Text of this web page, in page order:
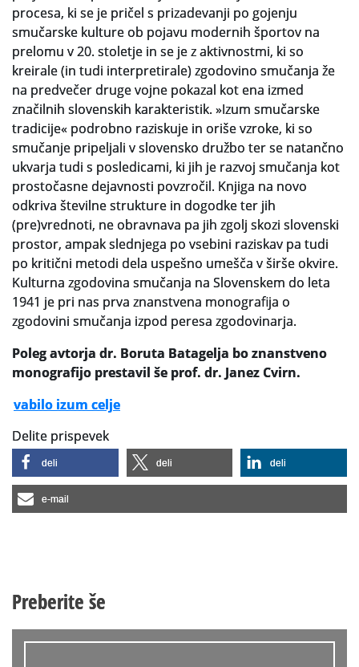
Arhivske škatle
Projekti
Slovenski elektronski arhiv
Anonimka
Virtualni.ZAC
Publikacije
procesa, ki se je pričel s prizadevanji po gojenju
smučarske kulture ob pojavu modernih športov na
prelomu v 20. stoletje in se je z aktivnostmi, ki so
kreirale (in tudi interpretirale) zgodovino smučanja že
na predvečer druge vojne pokazal kot ena izmed
značilnih slovenskih karakteristik. »Izum smučarske
tradicije« podrobno raziskuje in oriše vzroke, ki so
smučanje pripeljali v slovensko družbo ter se natančno
ukvarja tudi s posledicami, ki jih je razvoj smučanja kot
prostočasne dejavnosti povzročil. Knjiga na novo
odkriva številne strukture in dogodke ter jih
(pre)vrednoti, ne obravnava pa jih zgolj skozi slovenski
prostor, ampak slednjega po vsebini raziskav pa tudi
po kritični metodi dela uspešno umešča v širše okvire.
Kulturna zgodovina smučanja na Slovenskem do leta
1941 je pri nas prva znanstvena monografija o
zgodovini smučanja izpod peresa zgodovinarja.
Poleg avtorja dr. Boruta Batagelja bo znanstveno
monografijo prestavil še prof. dr. Janez Cvirn.
vabilo izum celje
Delite prispevek
deli deli deli
e-mail
Preberite še